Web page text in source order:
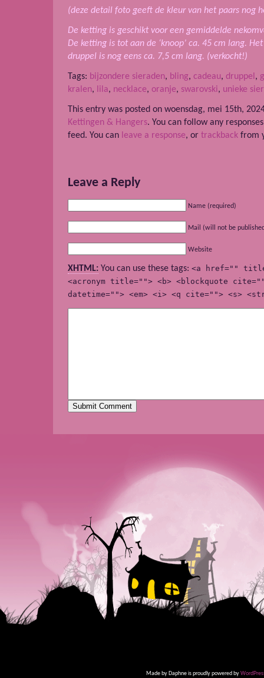
(deze detail foto geeft de kleur van het paars nog
De ketting is geschikt voor een gemiddelde
De ketting is tot aan de ‘knoop’ ca. 45 cm lang.
druppel is nog eens ca. 7,5 cm lang. (verkocht!)
Tags: bijzondere sieraden, bling, cadeau, druppel ,
kralen, lila, necklace, oranje, swarovski, unieke
This entry was posted on woensdag, mei 15th,
Kettingen & Hangers. You can follow any
feed. You can leave a response, or trackback from
Leave a Reply
Name (required)
Mail (will not be
Website
XHTML: You can use these tags: <a href=""
<acronym title=""> <b> <blockquote
datetime=""> <em> <i> <q cite=""> <s>
Made by Daphne is proudly powered by